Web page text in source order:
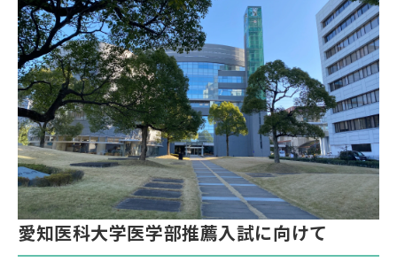
入学案内
合格実績・合格体験記
講師
医学部解答速報2026
愛知医科大学医学部推薦入試に向けて